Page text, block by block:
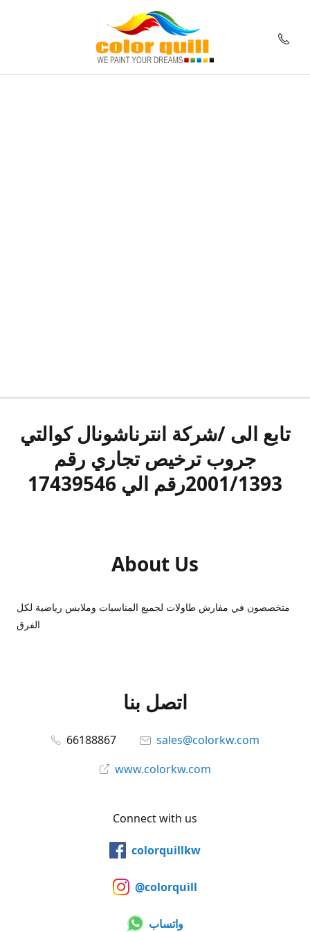
تابع الى /شركة انترناشونال كوالتي
جروب ترخيص تجاري رقم
2001/1393رقم الي 17439546
About Us
متخصصون في مفارش طاولات لجميع المناسبات وملابس رياضية لكل
الفرق
اتصل بنا
66188867
sales@colorkw.com
www.colorkw.com
Connect with us
colorquillkw
@colorquill
واتساب